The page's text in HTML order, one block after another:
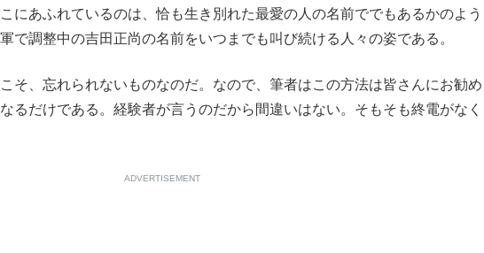
もっと見る
もっと見る
にあふれているのは、恰も生き別れた最愛の人の名前ででもあるかのよう
で調整中の吉田正尚の名前をいつまでも叫び続ける人々の姿である。
そ、忘れられないものなのだ。なので、筆者はこの方法は皆さんにお勧め
るだけである。経験者が言うのだから間違いはない。そもそも終電がなく
ADVERTISEMENT